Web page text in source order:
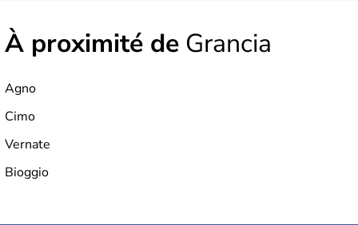
À proximité de Grancia
Agno
Cimo
Vernate
Bioggio